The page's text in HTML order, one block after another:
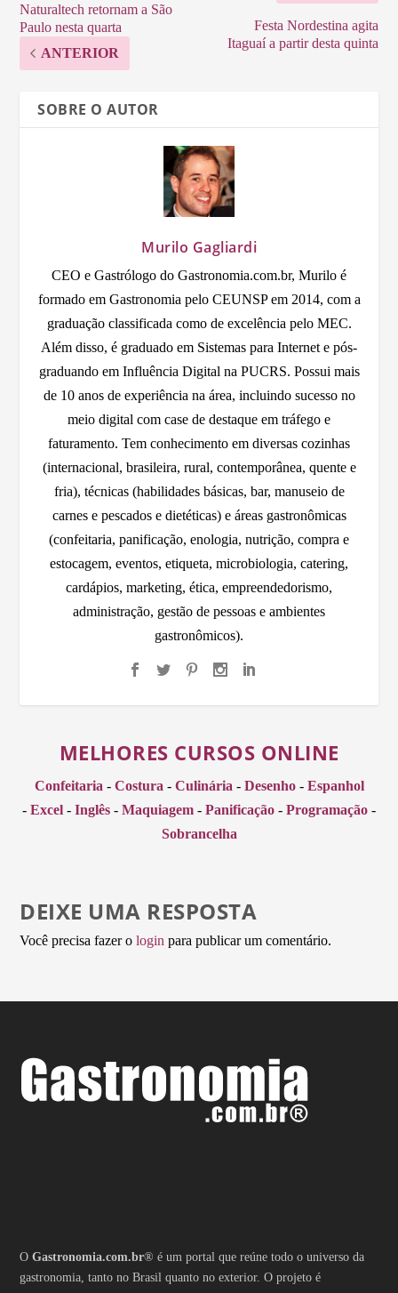
Naturaltech retornam a São
Paulo nesta quarta
ANTERIOR
Festa Nordestina agita
Itaguaí a partir desta quinta
SOBRE O AUTOR
Murilo Gagliardi
CEO e Gastrólogo do Gastronomia.com.br, Murilo é
formado em Gastronomia pelo CEUNSP em 2014, com a
graduação classificada como de excelência pelo MEC.
Além disso, é graduado em Sistemas para Internet e pós-
graduando em Influência Digital na PUCRS. Possui mais
de 10 anos de experiência na área, incluindo sucesso no
meio digital com case de destaque em tráfego e
faturamento. Tem conhecimento em diversas cozinhas
(internacional, brasileira, rural, contemporânea, quente e
fria), técnicas (habilidades básicas, bar, manuseio de
carnes e pescados e dietéticas) e áreas gastronômicas
(confeitaria, panificação, enologia, nutrição, compra e
estocagem, eventos, etiqueta, microbiologia, catering,
cardápios, marketing, ética, empreendedorismo,
administração, gestão de pessoas e ambientes
gastronômicos).
MELHORES CURSOS ONLINE
Confeitaria - Costura - Culinária - Desenho- Espanhol
- Excel - Inglês - Maquiagem - Panificação - Programação -
Sobrancelha
DEIXE UMA RESPOSTA
Você precisa fazer ologin para publicar um comentário.
OGastronomia.com.br® é um portal que reúne todo o universo da
gastronomia, tanto no Brasil quanto no exterior. O projeto é